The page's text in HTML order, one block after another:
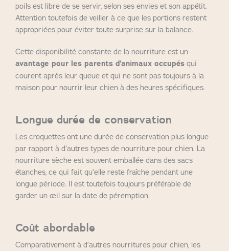
poils est libre de se servir, selon ses envies et son appétit.
Attention toutefois de veiller à ce que les portions restent
appropriées pour éviter toute surprise sur la balance.
Cette disponibilité constante de la nourriture est un
avantage pour les parents d’animaux occupés qui
courent après leur queue et qui ne sont pas toujours à la
maison pour nourrir leur chien à des heures spécifiques.
Longue durée de conservation
Les croquettes ont une durée de conservation plus longue
par rapport à d’autres types de nourriture pour chien. La
nourriture sèche est souvent emballée dans des sacs
étanches, ce qui fait qu’elle reste fraîche pendant une
longue période. Il est toutefois toujours préférable de
garder un œil sur la date de péremption.
Coût abordable
Comparativement à d’autres nourritures pour chien, les